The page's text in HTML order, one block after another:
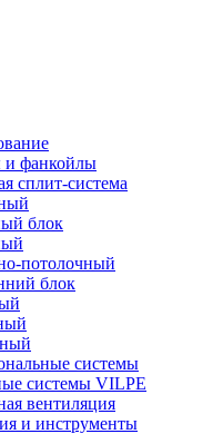
и фанкойлы
сплит-система
блок
потолочный
блок
системы
системы VILPE
вентиляция
и инструменты